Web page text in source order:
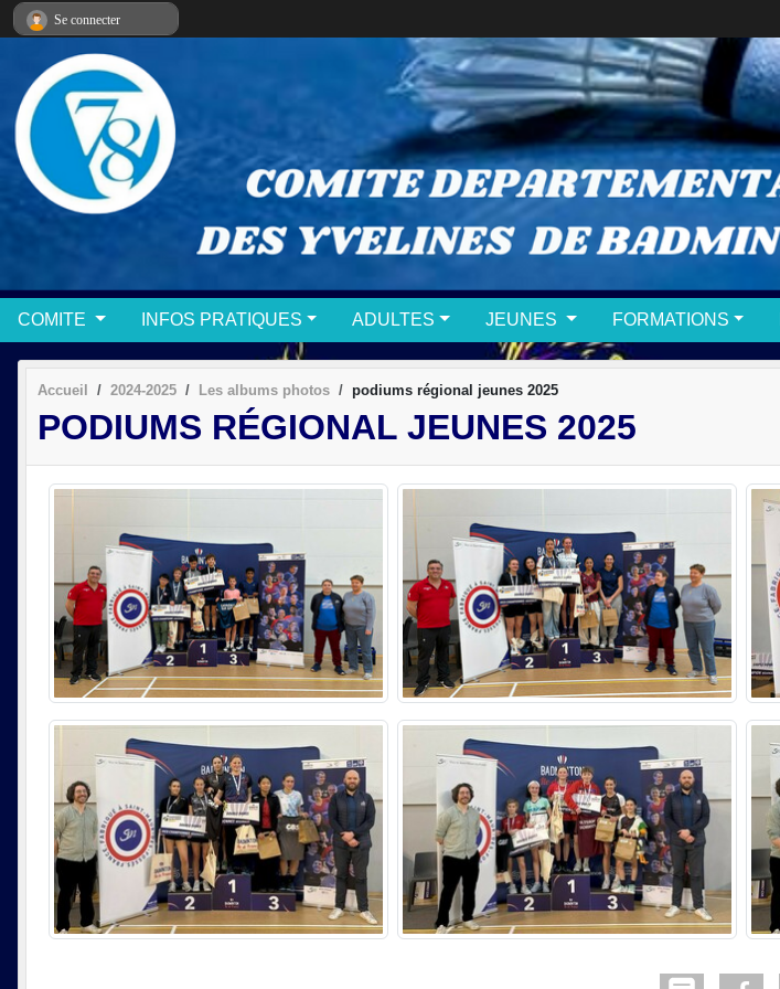
COMITE INFOS PRATIQUES ADULTES JEUNES FORMATIONS
Accueil 2024-2025 Les albums photos podiums régional jeunes 2025
PODIUMS RÉGIONAL JEUNES 2025
Se connecter
Panneau de gestion des cookies